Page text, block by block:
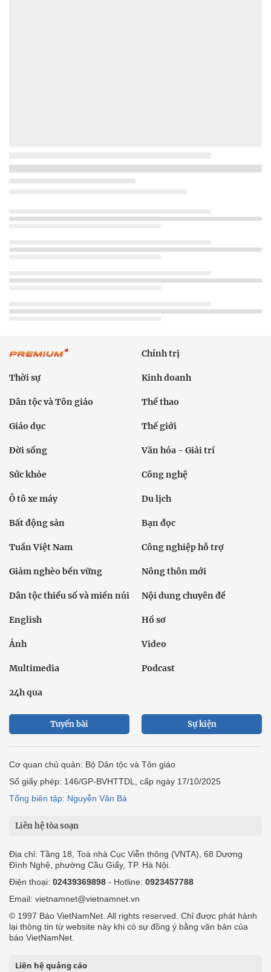
Chính trị
Thời sự Kinh doanh
Dân tộc và Tôn giáo Thể thao
Giáo dục Thế giới
Đời sống Văn hóa - Giải trí
Sức khỏe Công nghệ
Ô tô xe máy Du lịch
Bất động sản Bạn đọc
Tuần Việt Nam Công nghiệp hỗ trợ
Giảm nghèo bền vững Nông thôn mới
Dân tộc thiểu số và miền núi Nội dung chuyên đề
English Hồ sơ
Ảnh Video
Multimedia Podcast
24h qua
Tuyến bài Sự kiện
Cơ quan chủ quản: Bộ Dân tộc và Tôn giáo
Số giấy phép: 146/GP-BVHTTDL, cấp ngày 17/10/2025
Tổng biên tập: Nguyễn Văn Bá
Liên hệ tòa soạn
Địa chỉ: Tầng 18, Toà nhà Cục Viễn thông (VNTA), 68 Dương
Đình Nghệ, phường Cầu Giấy, TP. Hà Nội.
Điện thoại: 02439369898 - Hotline: 0923457788
Email: vietnamnet@vietnamnet.vn
© 1997 Báo VietNamNet. All rights reserved. Chỉ được phát hành
lại thông tin từ website này khi có sự đồng ý bằng văn bản của
báo VietNamNet.
Liên hệ quảng cáo